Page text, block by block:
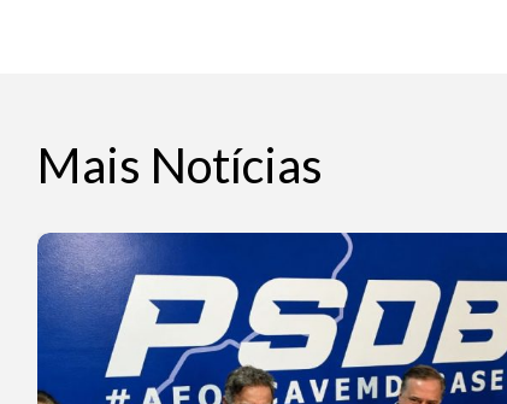
Mais Notícias